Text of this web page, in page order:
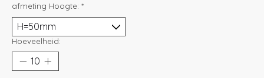
afmeting Hoogte: *
Hoeveelheid: